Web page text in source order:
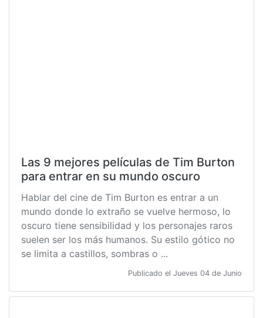
Las 9 mejores películas de Tim Burton
para entrar en su mundo oscuro
Hablar del cine de Tim Burton es entrar a un
mundo donde lo extraño se vuelve hermoso, lo
oscuro tiene sensibilidad y los personajes raros
suelen ser los más humanos. Su estilo gótico no
se limita a castillos, sombras o ...
Publicado el Jueves 04 de Junio